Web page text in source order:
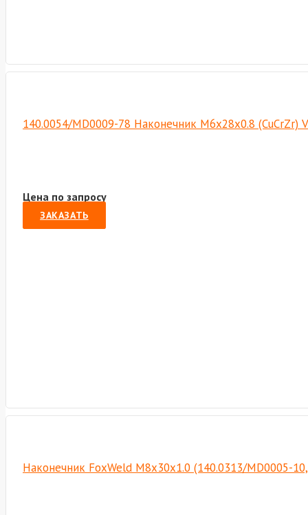
140.0054/MD0009-78 Наконечник М6х28х0.8 (CuCrZr)
Цена по запросу
ЗАКАЗАТЬ
Наконечник FoxWeld M8х30х1.0 (140.0313/MD0005-